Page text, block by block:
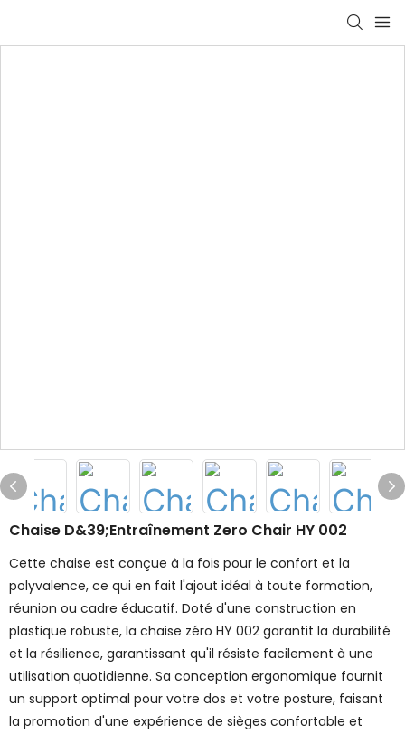
Chaise D&39;entraînement Zero Chair HY 002
Cette chaise est conçue à la fois pour le confort et la
polyvalence, ce qui en fait l'ajout idéal à toute formation,
réunion ou cadre éducatif. Doté d'une construction en
plastique robuste, la chaise zéro HY 002 garantit la durabilité
et la résilience, garantissant qu'il résiste facilement à une
utilisation quotidienne. Sa conception ergonomique fournit
un support optimal pour votre dos et votre posture, faisant
la promotion d'une expérience de sièges confortable et